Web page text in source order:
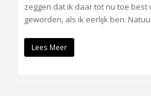
zeggen dat ik daar tot nu toe best
geworden, als ik eerlijk ben.
Lees Meer